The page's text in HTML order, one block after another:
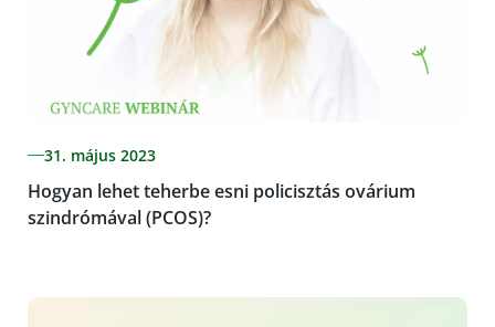
31. május 2023
Hogyan lehet teherbe esni policisztás ovárium
szindrómával (PCOS)?